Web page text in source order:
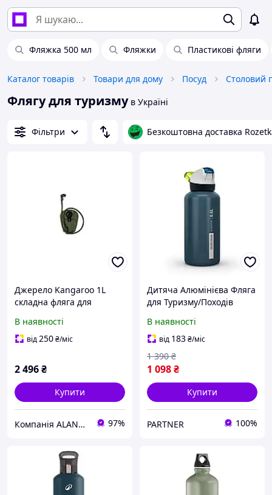
Фляжка 500 мл Фляжки Пластикові фляги
Каталог товарів Товари для дому Посуд Столовий
Флягу для туризмув Україні
Фільтри Безкоштовна доставка
Джерело Kangaroo 1L
складна фляга для
В наявності
від250₴/міс
2 496₴
Купити
Компанія ALANTUR 97%
Дитяча Алюмінієва Фляга
для Туризму/Походів
Кришкою і Соломинкою
Синій
В наявності
від 183₴/міс
1 098₴
1 390 ₴
Купити
PARTNER 100%